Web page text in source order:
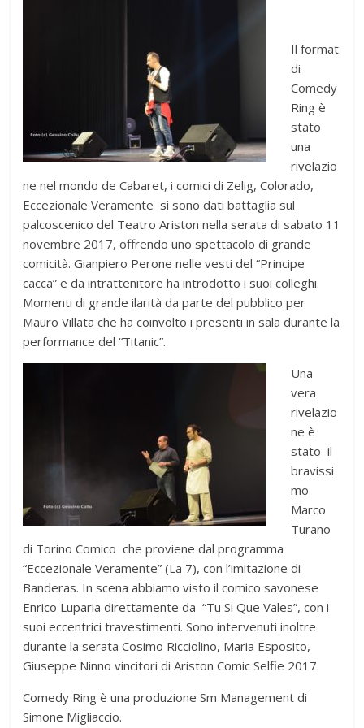
Il format
di
Comedy
Ring è
stato
una
rivelazio
ne nel mondo de Cabaret, i comici di Zelig, Colorado,
Eccezionale Veramente si sono dati battaglia sul
palcoscenico del Teatro Ariston nella serata di sabato 11
novembre 2017, offrendo uno spettacolo di grande
comicità. Gianpiero Perone nelle vesti del “Principe
cacca” e da intrattenitore ha introdotto i suoi colleghi.
Momenti di grande ilarità da parte del pubblico per
Mauro Villata che ha coinvolto i presenti in sala durante la
performance del “Titanic”.
Una
vera
rivelazio
ne è
stato il
bravissi
mo
Marco
Turano
di Torino Comico che proviene dal programma
“Eccezionale Veramente” (La 7), con l’imitazione di
Banderas. In scena abbiamo visto il comico savonese
Enrico Luparia direttamente da “Tu Si Que Vales”, con i
suoi eccentrici travestimenti. Sono intervenuti inoltre
durante la serata Cosimo Ricciolino, Maria Esposito,
Giuseppe Ninno vincitori di Ariston Comic Selfie 2017.
Comedy Ring è una produzione Sm Management di
Simone Migliaccio.